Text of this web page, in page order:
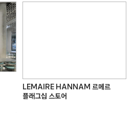
LEMAIRE HANNAM 르메르
플래그십 스토어